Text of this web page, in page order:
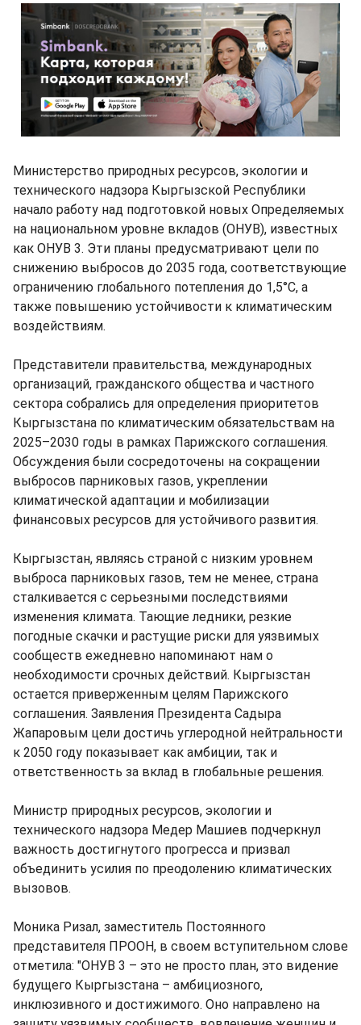
Министерство природных ресурсов, экологии и
технического надзора Кыргызской Республики
начало работу над подготовкой новых Определяемых
на национальном уровне вкладов (ОНУВ), известных
как ОНУВ 3. Эти планы предусматривают цели по
снижению выбросов до 2035 года, соответствующие
ограничению глобального потепления до 1,5°C, а
также повышению устойчивости к климатическим
воздействиям.
Представители правительства, международных
организаций, гражданского общества и частного
сектора собрались для определения приоритетов
Кыргызстана по климатическим обязательствам на
2025–2030 годы в рамках Парижского соглашения.
Обсуждения были сосредоточены на сокращении
выбросов парниковых газов, укреплении
климатической адаптации и мобилизации
финансовых ресурсов для устойчивого развития.
Кыргызстан, являясь страной с низким уровнем
выброса парниковых газов, тем не менее, страна
сталкивается с серьезными последствиями
изменения климата. Тающие ледники, резкие
погодные скачки и растущие риски для уязвимых
сообществ ежедневно напоминают нам о
необходимости срочных действий. Кыргызстан
остается приверженным целям Парижского
соглашения. Заявления Президента Садыра
Жапаровым цели достичь углеродной нейтральности
к 2050 году показывает как амбиции, так и
ответственность за вклад в глобальные решения.
Министр природных ресурсов, экологии и
технического надзора Медер Машиев подчеркнул
важность достигнутого прогресса и призвал
объединить усилия по преодолению климатических
вызовов.
Моника Ризал, заместитель Постоянного
представителя ПРООН, в своем вступительном слове
отметила: "ОНУВ 3 – это не просто план, это видение
будущего Кыргызстана – амбициозного,
инклюзивного и достижимого. Оно направлено на